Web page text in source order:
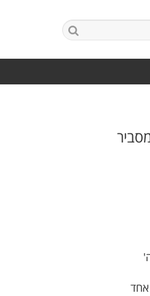
אחד